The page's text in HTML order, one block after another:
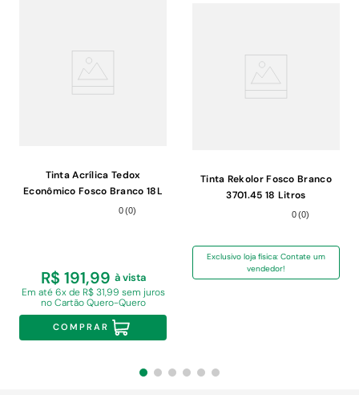
Tinta Acrílica Tedox
Econômico Fosco Branco 18L
0(0)
R$ 191,99 à vista
Em até 6x de R$ 31,99 sem juros
no Cartão Quero-Quero
COMPRAR
Tinta Rekolor Fosco Branco
3701.45 18 Litros
0(0)
Exclusivo loja física: Contate um
vendedor!